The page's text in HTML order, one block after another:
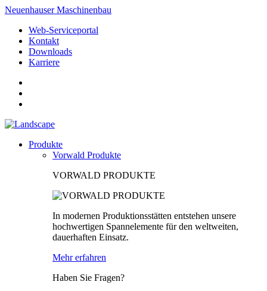
Neuenhauser Maschinenbau
Web-Serviceportal
Kontakt
Downloads
Karriere
Produkte
Vorwald Produkte
VORWALD PRODUKTE
In modernen Produktionsstätten entstehen unsere
hochwertigen Spannelemente für den weltweiten,
dauerhaften Einsatz.
Mehr erfahren
Haben Sie Fragen?